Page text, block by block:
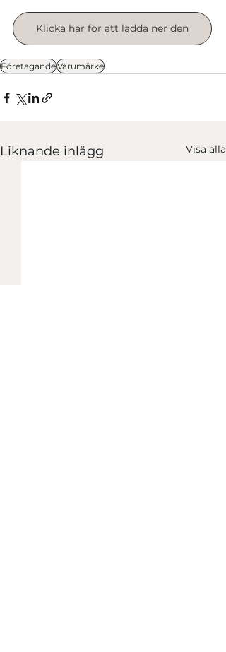
Klicka här för att ladda ner den
FöretagandeVarumärke
Liknande inlägg Visa alla